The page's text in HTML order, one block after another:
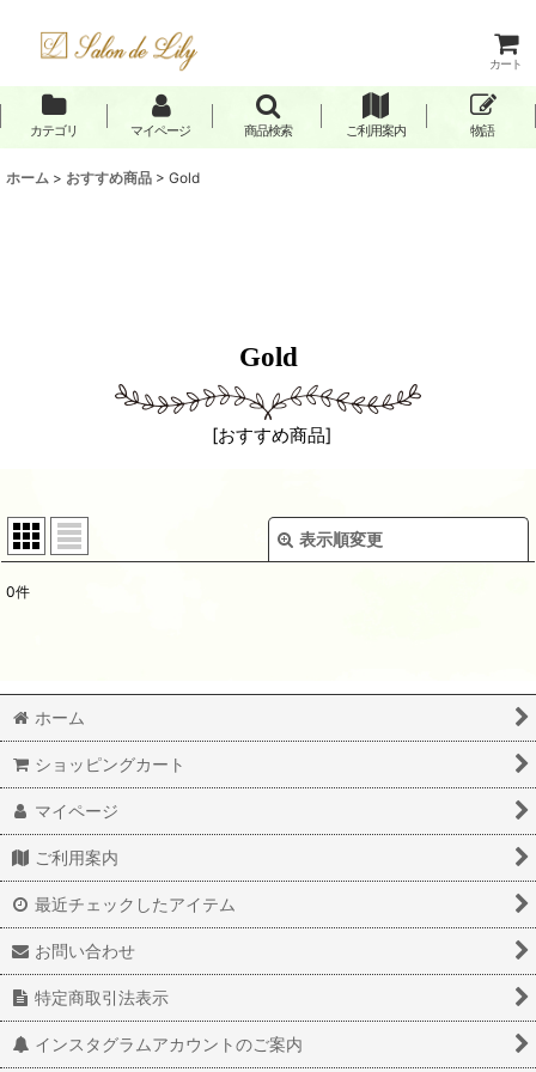
カート
カテゴリ マイページ 商品検索 ご利用案内 物語
ホーム > おすすめ商品 > Gold
Gold
[おすすめ商品]
表示順変更
絞り込む
0件
ホーム
ショッピングカート
マイページ
ご利用案内
最近チェックしたアイテム
お問い合わせ
特定商取引法表示
インスタグラムアカウントのご案内